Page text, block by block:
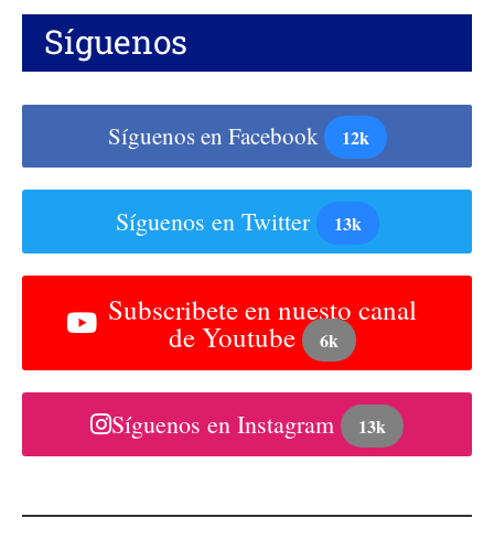
Síguenos
Síguenos en Facebook 12k
Síguenos en Twitter 13k
Subscribete en nuesto canal
de Youtube 6k
Síguenos en Instagram 13k